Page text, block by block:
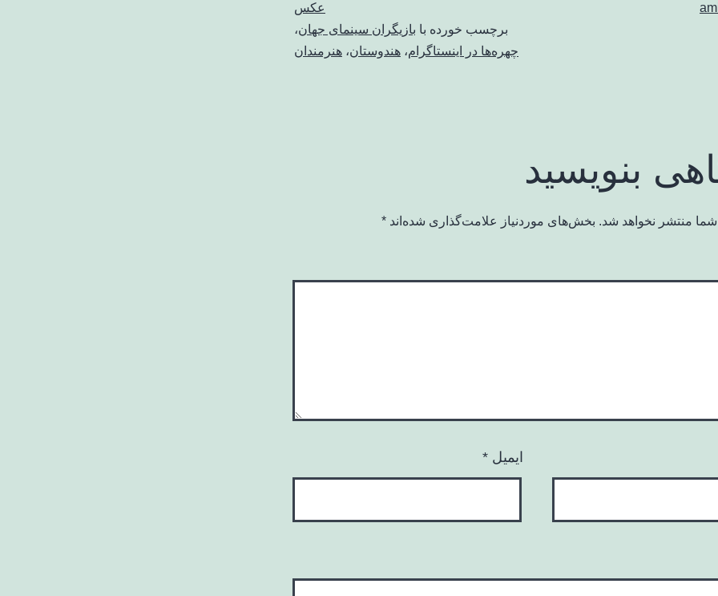
عکس
برچسب خورده با بازیگران سینمای جهان،
چهره‌ها در اینستاگرام، هندوستان، هنرمندان
بنویسید
شما منتشر نخواهد شد. بخش‌های موردنیاز علامت‌گذاری شده‌اند *
ایمیل *